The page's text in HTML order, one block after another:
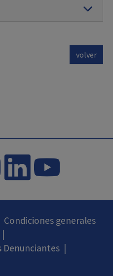
volver
Condiciones generales
Denunciantes